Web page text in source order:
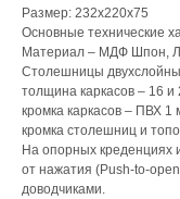
Размер: 232x220x75
Основные технические
Материал – МДФ Шпон,
Столешницы
толщина каркасов – 16 и
кромка каркасов – ПВХ 1
кромка столешниц и
На опорных креденциях
от нажатия (Push-to-
доводчиками.